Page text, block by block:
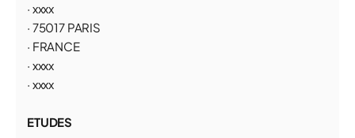
· xxxx
· 75017 PARIS
· FRANCE
· xxxx
· xxxx
ETUDES